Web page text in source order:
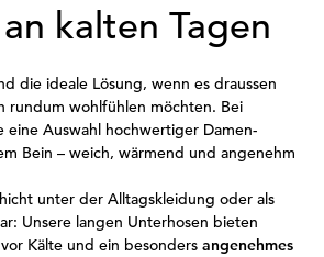
kalten Tagen
die ideale Lösung, wenn es draussen
rundum wohlfühlen möchten. Bei
eine Auswahl hochwertiger Damen-
Bein – weich, wärmend und angenehm
unter der Alltagskleidung oder als
Unsere langen Unterhosen bieten
Kälte und ein besonders angenehmes